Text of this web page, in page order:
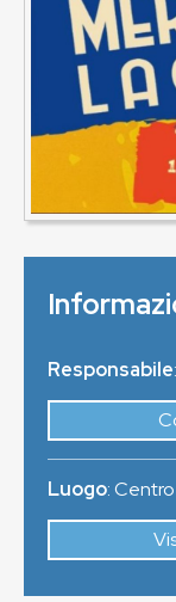
Responsabile
Luogo: